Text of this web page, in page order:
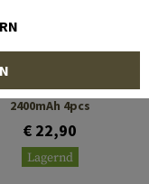
AA battery
2400mAh 4pcs
€ 22,90
Lagernd